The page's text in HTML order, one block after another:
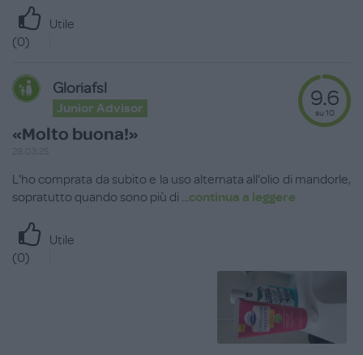
Utile
(0)
Gloriafsl
Junior Advisor
«Molto buona!»
9.6
su 10
L'ho comprata da subito e la uso alternata all'olio di mandorle,
sopratutto quando sono più di ...continua a leggere
Utile
(0)